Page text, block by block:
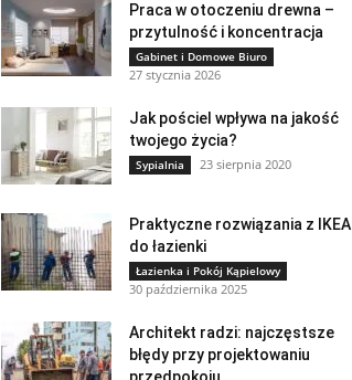
Praca w otoczeniu drewna –
przytulność i koncentracja
Gabinet i Domowe Biuro
27 stycznia 2026
Jak pościel wpływa na jakość
twojego życia?
Sypialnia 23 sierpnia 2020
Praktyczne rozwiązania z IKEA
do łazienki
Łazienka i Pokój Kąpielowy
30 października 2025
Architekt radzi: najczęstsze
błędy przy projektowaniu